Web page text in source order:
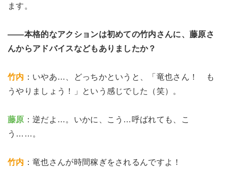
ます。
――本格的なアクションは初めての竹内さんに、藤原さ
んからアドバイスなどもありましたか？
竹内 ：いやあ…、どっちかというと、「竜也さん！ も
うやりましょう！」という感じでした（笑）。
藤原 ：逆だよ…。いかに、こう…呼ばれても、こ
う……。
竹内 ：竜也さんが時間稼ぎをされるんですよ！